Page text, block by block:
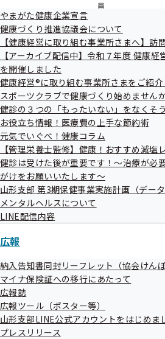
員
サ
ブ
メ
ニ
ー
やまがた健康企業宣言
健康づくり推進協議会について
【健康経営に取り組む事業所さまへ】訪
【アーカイブ配信中】令和７年度 健康
を開催しました
健康経営®に取り組む事業所さまをご紹介
スポーツクラブで健康づくり始めません
健診の３つの「もったいない」をなくそ
お役立ち情報！医療費の上手な節約術
元気でいぐべ！健康コラム
【管理栄養士監修】健康！おすすめ減塩
健診は受けた後が重要です！～治療が必
がけをお願いいたします～
山形支部 第3期保健事業実施計画（データ
メンタルヘルスについて
LINE配信内容
広報
納入告知書同封リーフレット（協会けん
マイナ保険証への移行にあたって
広報誌
広報ツール（ポスター等）
山形支部LINE公式アカウントをはじめま
プレスリリース
まだまだ残暑が続くようなので、暑さに
暑を乗り切りましょう！
８月は以下のラインナップでお届けいた
ださい！
★—★—★—★—★　山形支部LINE公式ア
た！　★—★—★—★—★
協会けんぽから季節の健康情報や健診に
ます。従業員の方々やご家族の皆さまに
の健康リテラシーを高めていきましょう
▼友だち追加はこちらから！
https://lin.ee/IR3B7uI
▼事業所内での周知に便利なポスターも